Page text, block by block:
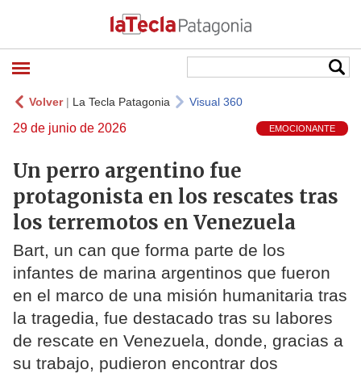
Volver| La Tecla Patagonia Visual 360
29 de junio de 2026 EMOCIONANTE
Un perro argentino fue
protagonista en los rescates tras
los terremotos en Venezuela
Bart, un can que forma parte de los
infantes de marina argentinos que fueron
en el marco de una misión humanitaria tras
la tragedia, fue destacado tras su labores
de rescate en Venezuela, donde, gracias a
su trabajo, pudieron encontrar dos